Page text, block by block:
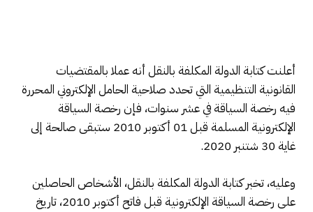
أعلنت كتابة الدولة المكلفة بالنقل أنه عملا بالمقتضيات
القانونية التنظيمية التي تحدد صلاحية الحامل الإلكتروني المحررة
فيه رخصة السياقة في عشر سنوات، فإن رخصة السياقة
الإلكترونية المسلمة قبل 01 أكتوبر 2010 ستبقى صالحة إلى
غاية 30 شتنبر 2020.
وعليه، تخبر كتابة الدولة المكلفة بالنقل، الأشخاص الحاصلين
على رخصة السياقة الإلكترونية قبل فاتح أكتوبر 2010، تاريخ